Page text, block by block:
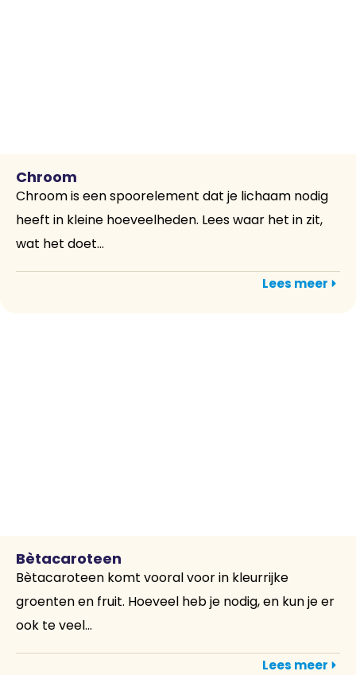
Chroom
Chroom is een spoorelement dat je lichaam nodig
heeft in kleine hoeveelheden. Lees waar het in zit,
wat het doet...
Lees meer
Bètacaroteen
Bètacaroteen komt vooral voor in kleurrijke
groenten en fruit. Hoeveel heb je nodig, en kun je er
ook te veel...
Lees meer